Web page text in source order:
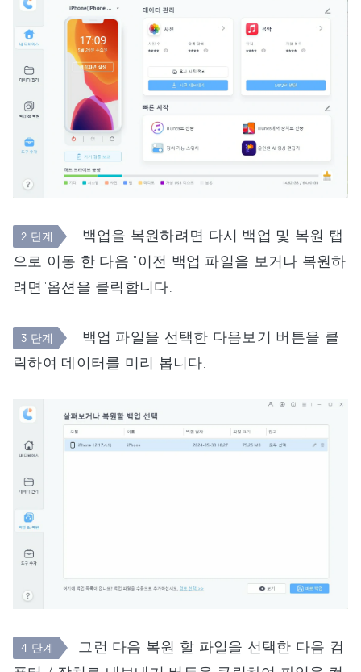
2 단계
백업을 복원하려면 다시 백업 및 복원 탭
으로 이동 한 다음 "이전 백업 파일을 보거나 복원하
려면"옵션을 클릭합니다.
3 단계
백업 파일을 선택한 다음보기 버튼을 클
릭하여 데이터를 미리 봅니다.
4 단계
그런 다음 복원 할 파일을 선택한 다음 컴